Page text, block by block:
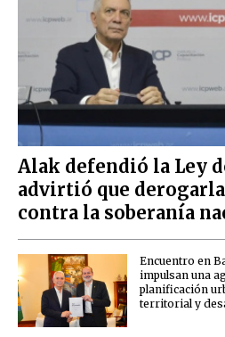
Alak defendió la Ley
advirtió que
contra la soberanía
Encuentro en
impulsan una
planificación
territorial y